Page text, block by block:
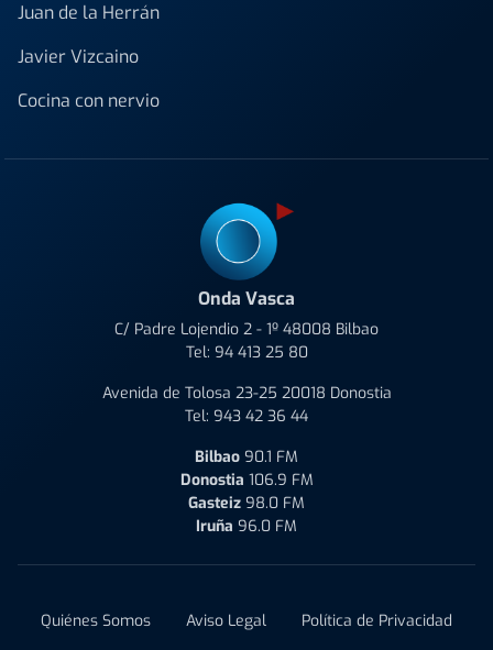
Juan de la Herrán
Javier Vizcaino
Cocina con nervio
Onda Vasca
C/ Padre Lojendio 2 - 1º 48008 Bilbao
Tel: 94 413 25 80
Avenida de Tolosa 23-25 20018 Donostia
Tel: 943 42 36 44
Bilbao 90.1 FM
Donostia 106.9 FM
Gasteiz 98.0 FM
Iruña 96.0 FM
Quiénes Somos Aviso Legal
Política de Privacidad